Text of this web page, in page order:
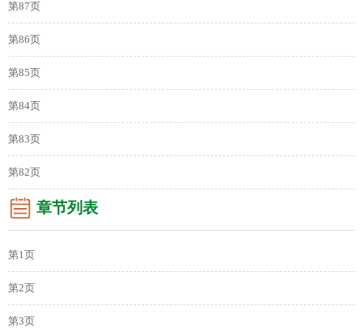
第87页
第86页
第85页
第84页
第83页
第82页
章节列表
第1页
第2页
第3页